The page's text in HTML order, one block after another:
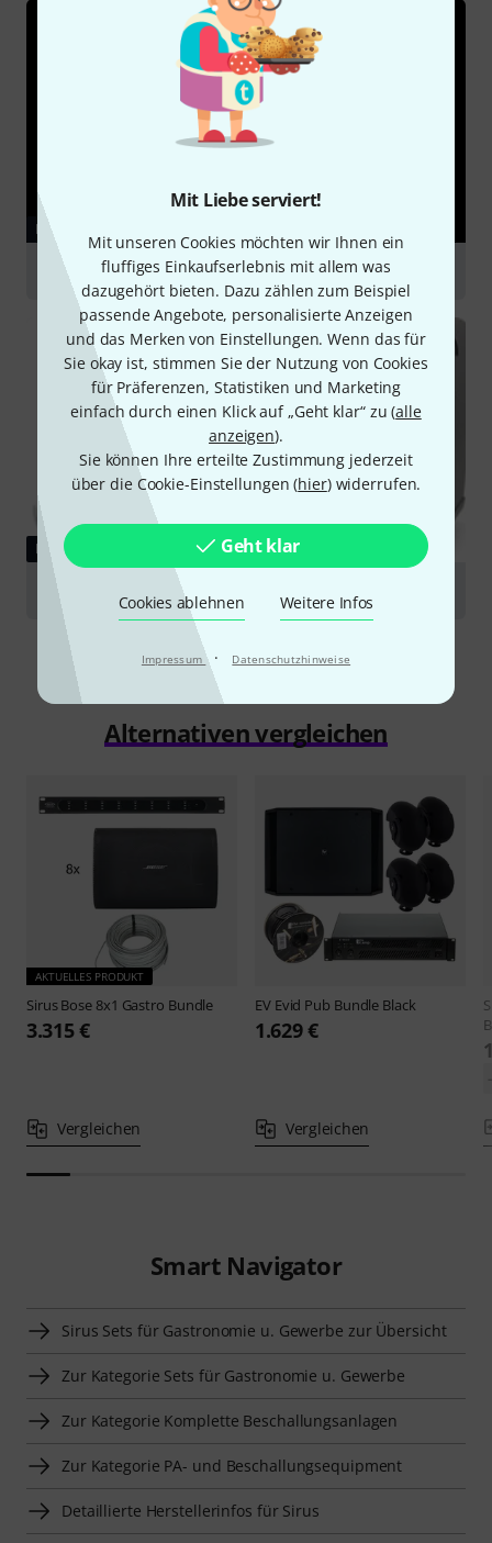
Mit Liebe serviert!
Mit unseren Cookies möchten wir Ihnen ein
fluffiges Einkaufserlebnis mit allem was
dazugehört bieten. Dazu zählen zum Beispiel
passende Angebote, personalisierte Anzeigen
und das Merken von Einstellungen. Wenn das für
Sie okay ist, stimmen Sie der Nutzung von Cookies
für Präferenzen, Statistiken und Marketing
einfach durch einen Klick auf „Geht klar“ zu (alle
anzeigen).
Sie können Ihre erteilte Zustimmung jederzeit
über die Cookie-Einstellungen (hier) widerrufen.
Geht klar
Cookies ablehnen Weitere Infos
Impressum · Datenschutzhinweise
RATGEBER
PA-Anlagen
RATGEBER
Alternativen vergleichen
AKTUELLES PRODUKT
SirusBose 8x1 Gastro Bundle
3.315 €
Vergleichen
EV Evid Pub Bundle Black
1.629 €
Vergleichen
Smart Navigator
Sirus Sets für Gastronomie u. Gewerbe zur Übersicht
Zur Kategorie Sets für Gastronomie u. Gewerbe
Zur Kategorie Komplette Beschallungsanlagen
Zur Kategorie PA- und Beschallungsequipment
Detaillierte Herstellerinfos für Sirus